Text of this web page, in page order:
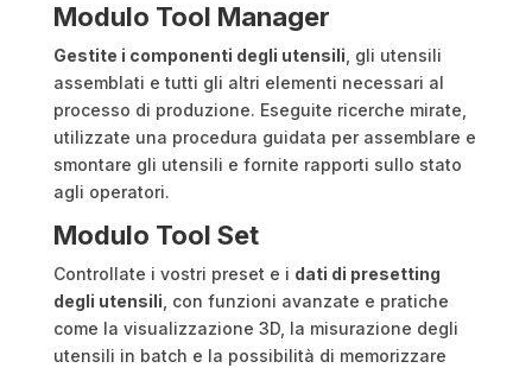
Modulo Tool Manager
Gestite i componenti degli utensili , gli utensili
assemblati e tutti gli altri elementi necessari al
processo di produzione. Eseguite ricerche mirate,
utilizzate una procedura guidata per assemblare e
smontare gli utensili e fornite rapporti sullo stato
agli operatori.
Modulo Tool Set
Controllate i vostri preset e i dati di presetting
degli utensili , con funzioni avanzate e pratiche
come la visualizzazione 3D, la misurazione degli
utensili in batch e la possibilità di memorizzare